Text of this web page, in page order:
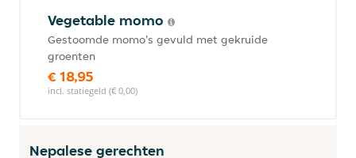
Vegetable momo
Gestoomde momo's gevuld met gekruide
groenten
€ 18,95
incl. statiegeld (€ 0,00)
Nepalese gerechten